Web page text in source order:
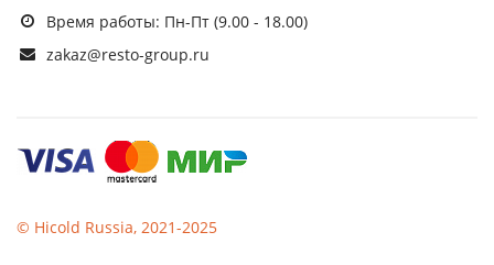
Время работы: Пн-Пт (9.00 - 18.00)
zakaz@resto-group.ru
© Hicold Russia, 2021-2025